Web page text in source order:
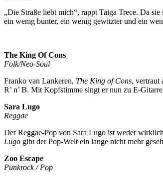
„Die Straße liebt mich“, rappt Taiga Trece. Da
ein wenig bunter, ein wenig gewitzter und ein
The King Of Cons
Folk/Neo-Soul
Franko van Lankeren, The King of Cons, vertraut
R’ n’ B. Mit Kopfstimme singt er nun zu E-
Sara Lugo
Reggae
Der Reggae-Pop von Sara Lugo ist weder
Lugo gibt der Pop-Welt ein lange nicht mehr
Zoo Escape
Punkrock / Pop